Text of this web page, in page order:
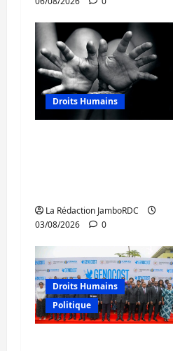
Droits Humains
La Rédaction JamboRDC
03/08/2026
0
Droits Humains
Politique